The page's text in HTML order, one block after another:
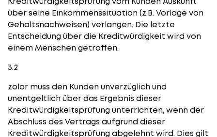
über seine Einkommenssituation (z.B. Vorlage von
Gehaltsnachweisen) verlangen. Die letzte
Entscheidung über die Kreditwürdigkeit wird von
einem Menschen getroffen.
3.2
zolar muss den Kunden unverzüglich und
unentgeltlich über das Ergebnis dieser
Kreditwürdigkeitsprüfung unterrichten, wenn der
Abschluss des Vertrags aufgrund dieser
Kreditwürdigkeitsprüfung abgelehnt wird. Dies gilt